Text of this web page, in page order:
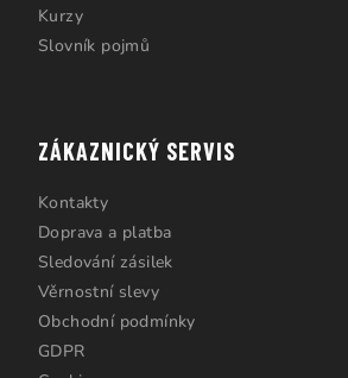
Kurzy
Slovník pojmů
ZÁKAZNICKÝ SERVIS
Kontakty
Doprava a platba
Sledování zásilek
Věrnostní slevy
Obchodní podmínky
GDPR